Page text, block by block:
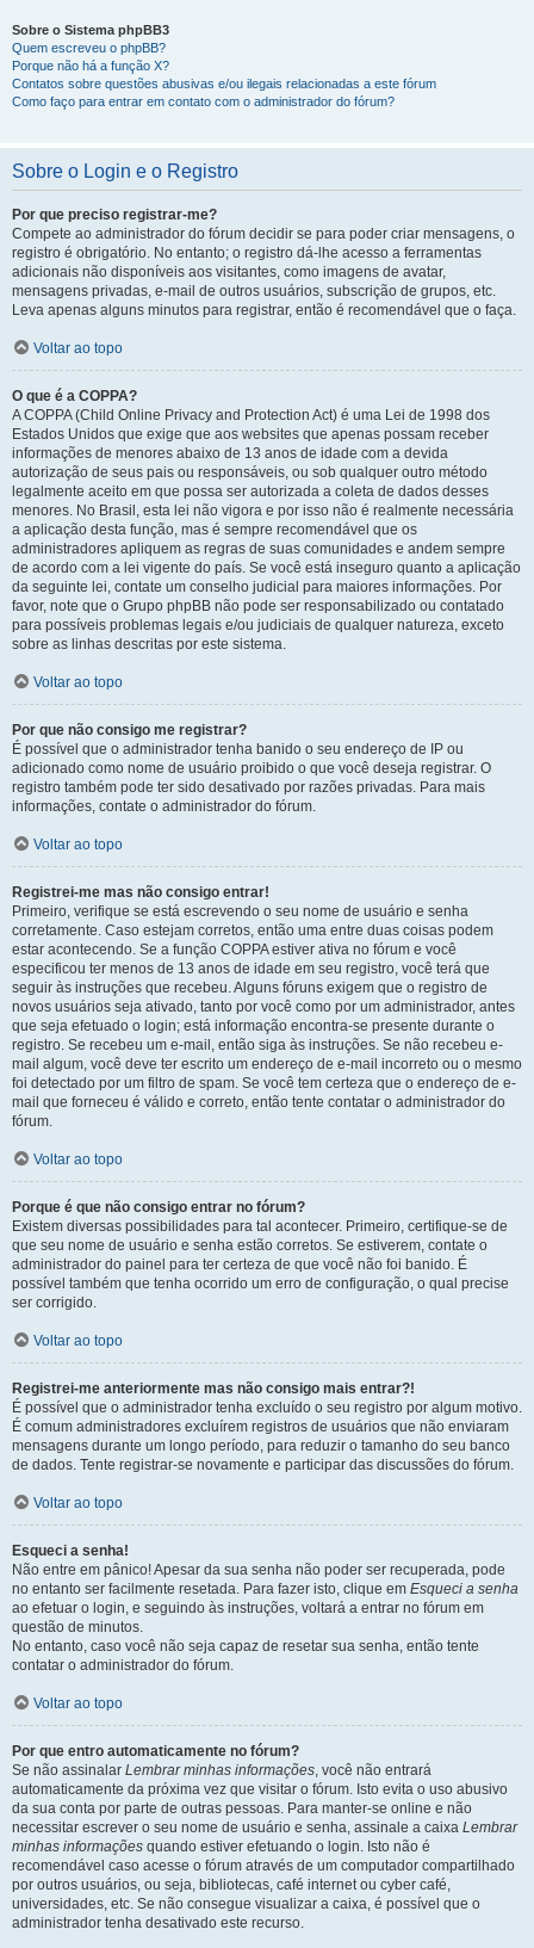
Sobre o Sistema phpBB3
Quem escreveu o phpBB?
Porque não há a função X?
Contatos sobre questões abusivas e/ou ilegais relacionadas a este fórum
Como faço para entrar em contato com o administrador do fórum?
Sobre o Login e o Registro
Por que preciso registrar-me?
Compete ao administrador do fórum decidir se para poder criar mensagens, o
registro é obrigatório. No entanto; o registro dá-lhe acesso a ferramentas
adicionais não disponíveis aos visitantes, como imagens de avatar,
mensagens privadas, e-mail de outros usuários, subscrição de grupos, etc.
Leva apenas alguns minutos para registrar, então é recomendável que o faça.
Voltar ao topo
O que é a COPPA?
A COPPA (Child Online Privacy and Protection Act) é uma Lei de 1998 dos
Estados Unidos que exige que aos websites que apenas possam receber
informações de menores abaixo de 13 anos de idade com a devida
autorização de seus pais ou responsáveis, ou sob qualquer outro método
legalmente aceito em que possa ser autorizada a coleta de dados desses
menores. No Brasil, esta lei não vigora e por isso não é realmente necessária
a aplicação desta função, mas é sempre recomendável que os
administradores apliquem as regras de suas comunidades e andem sempre
de acordo com a lei vigente do país. Se você está inseguro quanto a aplicação
da seguinte lei, contate um conselho judicial para maiores informações. Por
favor, note que o Grupo phpBB não pode ser responsabilizado ou contatado
para possíveis problemas legais e/ou judiciais de qualquer natureza, exceto
sobre as linhas descritas por este sistema.
Voltar ao topo
Por que não consigo me registrar?
É possível que o administrador tenha banido o seu endereço de IP ou
adicionado como nome de usuário proibido o que você deseja registrar. O
registro também pode ter sido desativado por razões privadas. Para mais
informações, contate o administrador do fórum.
Voltar ao topo
Registrei-me mas não consigo entrar!
Primeiro, verifique se está escrevendo o seu nome de usuário e senha
corretamente. Caso estejam corretos, então uma entre duas coisas podem
estar acontecendo. Se a função COPPA estiver ativa no fórum e você
especificou ter menos de 13 anos de idade em seu registro, você terá que
seguir às instruções que recebeu. Alguns fóruns exigem que o registro de
novos usuários seja ativado, tanto por você como por um administrador, antes
que seja efetuado o login; está informação encontra-se presente durante o
registro. Se recebeu um e-mail, então siga às instruções. Se não recebeu e-
mail algum, você deve ter escrito um endereço de e-mail incorreto ou o mesmo
foi detectado por um filtro de spam. Se você tem certeza que o endereço de e-
mail que forneceu é válido e correto, então tente contatar o administrador do
fórum.
Voltar ao topo
Porque é que não consigo entrar no fórum?
Existem diversas possibilidades para tal acontecer. Primeiro, certifique-se de
que seu nome de usuário e senha estão corretos. Se estiverem, contate o
administrador do painel para ter certeza de que você não foi banido. É
possível também que tenha ocorrido um erro de configuração, o qual precise
ser corrigido.
Voltar ao topo
Registrei-me anteriormente mas não consigo mais entrar?!
É possível que o administrador tenha excluído o seu registro por algum motivo.
É comum administradores excluírem registros de usuários que não enviaram
mensagens durante um longo período, para reduzir o tamanho do seu banco
de dados. Tente registrar-se novamente e participar das discussões do fórum.
Voltar ao topo
Esqueci a senha!
Não entre em pânico! Apesar da sua senha não poder ser recuperada, pode
no entanto ser facilmente resetada. Para fazer isto, clique em Esqueci a senha
ao efetuar o login, e seguindo às instruções, voltará a entrar no fórum em
questão de minutos.
No entanto, caso você não seja capaz de resetar sua senha, então tente
contatar o administrador do fórum.
Voltar ao topo
Por que entro automaticamente no fórum?
Se não assinalar Lembrar minhas informações, você não entrará
automaticamente da próxima vez que visitar o fórum. Isto evita o uso abusivo
da sua conta por parte de outras pessoas. Para manter-se online e não
necessitar escrever o seu nome de usuário e senha, assinale a caixa Lembrar
minhas informações quando estiver efetuando o login. Isto não é
recomendável caso acesse o fórum através de um computador compartilhado
por outros usuários, ou seja, bibliotecas, café internet ou cyber café,
universidades, etc. Se não consegue visualizar a caixa, é possível que o
administrador tenha desativado este recurso.